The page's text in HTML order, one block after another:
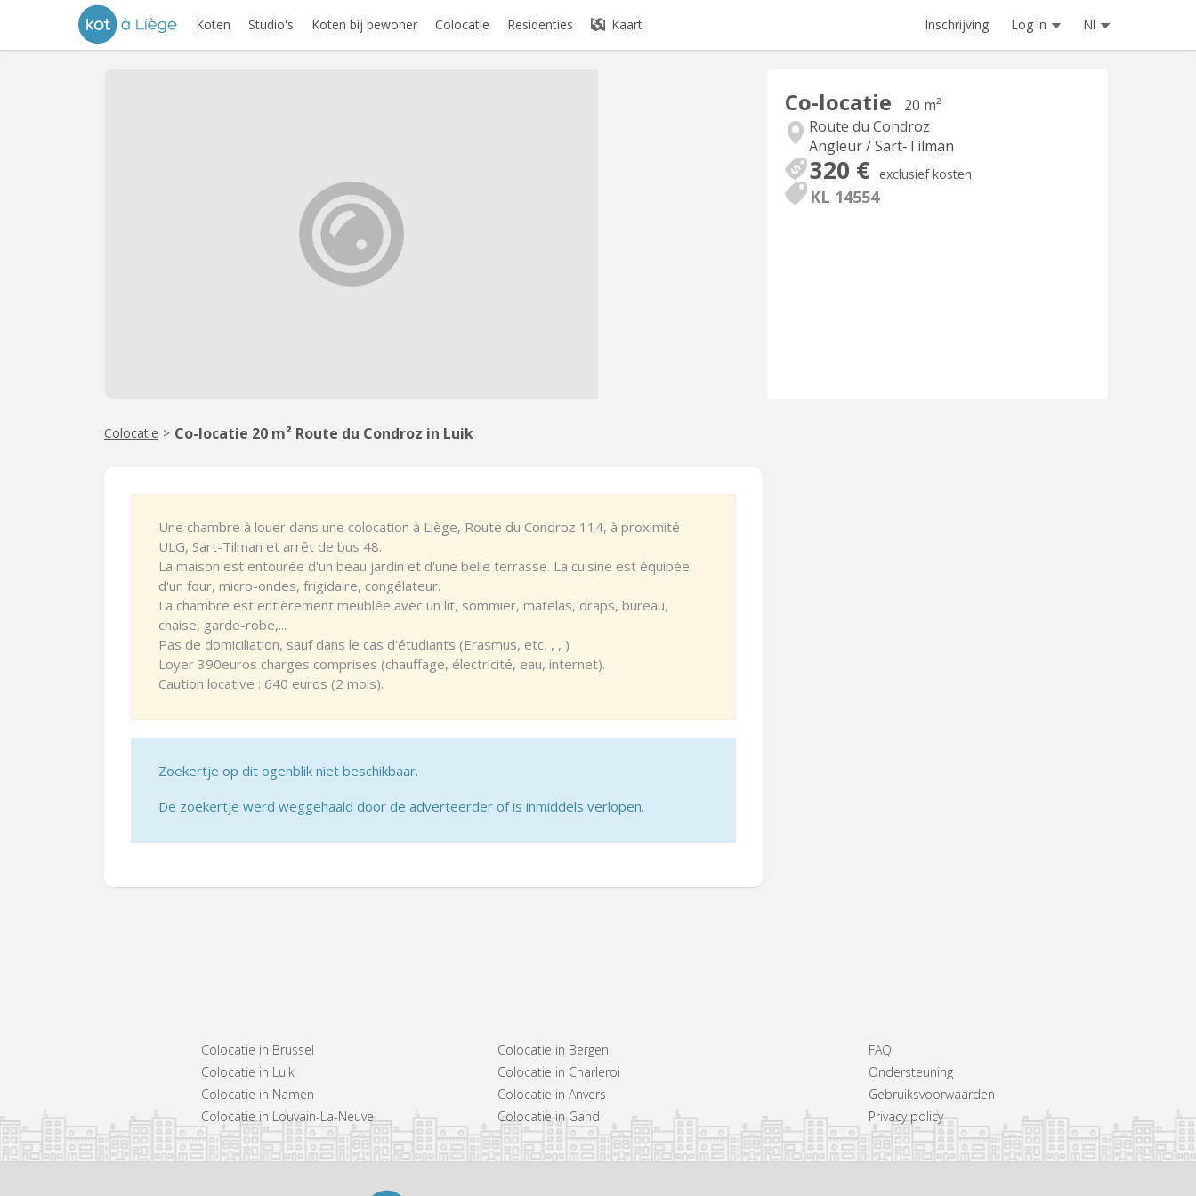
Koten Studio's Koten bij bewoner Colocatie Residenties Kaart Inschrijving Log in Nl
Co-locatie
20 m²
Route du Condroz
Angleur / Sart-Tilman
320 € exclusief kosten
KL 14554
Colocatie > Co-locatie 20 m² Route du Condroz in Luik
Une chambre à louer dans une colocation à Liège, Route du Condroz 114, à proximité
ULG, Sart-Tilman et arrêt de bus 48.
La maison est entourée d'un beau jardin et d'une belle terrasse. La cuisine est équipée
d'un four, micro-ondes, frigidaire, congélateur.
La chambre est entièrement meublée avec un lit, sommier, matelas, draps, bureau,
chaise, garde-robe,...
Pas de domiciliation, sauf dans le cas d'étudiants (Erasmus, etc, , , )
Loyer 390euros charges comprises (chauffage, électricité, eau, internet).
Caution locative : 640 euros (2 mois).
Zoekertje op dit ogenblik niet beschikbaar.
De zoekertje werd weggehaald door de adverteerder of is inmiddels verlopen.
Colocatie in Brussel
Colocatie in Luik
Colocatie in Namen
Colocatie in Louvain-La-Neuve
Colocatie in Bergen
Colocatie in Charleroi
Colocatie in Anvers
Colocatie in Gand
FAQ
Ondersteuning
Gebruiksvoorwaarden
Privacy policy